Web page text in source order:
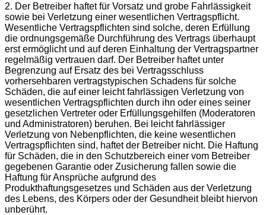
2. Der Betreiber haftet für Vorsatz und grobe Fahrlässigkeit
sowie bei Verletzung einer wesentlichen Vertragspflicht.
Wesentliche Vertragspflichten sind solche, deren Erfüllung
die ordnungsgemäße Durchführung des Vertrags überhaupt
erst ermöglicht und auf deren Einhaltung der Vertragspartner
regelmäßig vertrauen darf. Der Betreiber haftet unter
Begrenzung auf Ersatz des bei Vertragsschluss
vorhersehbaren vertragstypischen Schadens für solche
Schäden, die auf einer leicht fahrlässigen Verletzung von
wesentlichen Vertragspflichten durch ihn oder eines seiner
gesetzlichen Vertreter oder Erfüllungsgehilfen (Moderatoren
und Administratoren) beruhen. Bei leicht fahrlässiger
Verletzung von Nebenpflichten, die keine wesentlichen
Vertragspflichten sind, haftet der Betreiber nicht. Die Haftung
für Schäden, die in den Schutzbereich einer vom Betreiber
gegebenen Garantie oder Zusicherung fallen sowie die
Haftung für Ansprüche aufgrund des
Produkthaftungsgesetzes und Schäden aus der Verletzung
des Lebens, des Körpers oder der Gesundheit bleibt hiervon
unberührt.